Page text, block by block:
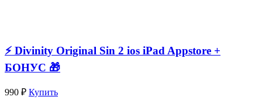
⚡️ Divinity Original Sin 2 ios iPad Appstore +
БОНУС 🎁
990 ₽ Купить